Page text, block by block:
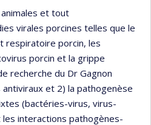
et tout
virales porcines telles que le
respiratoire porcin, les
porcin et la grippe
recherche du Dr Gagnon
et 2) la pathogenèse
(bactéries-virus, virus-
interactions pathogènes-